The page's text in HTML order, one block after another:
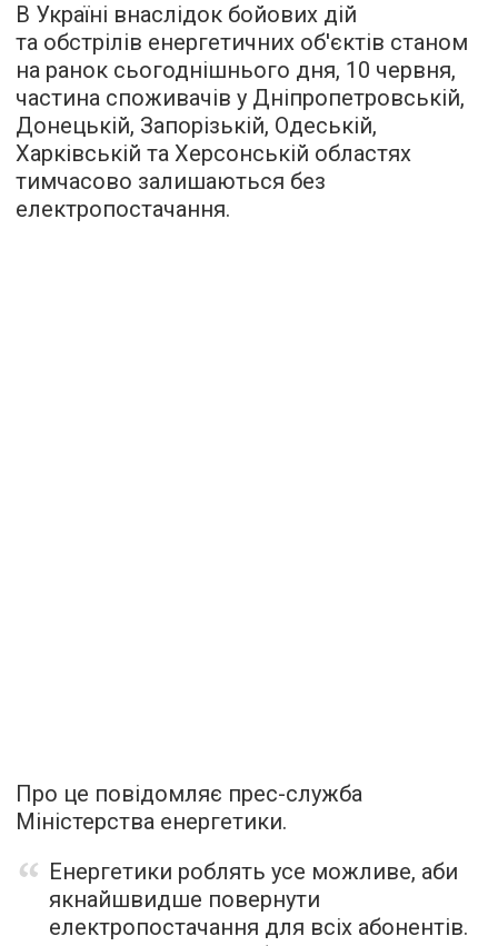
В Україні внаслідок бойових дій
та обстрілів енергетичних об'єктів станом
на ранок сьогоднішнього дня, 10 червня,
частина споживачів у Дніпропетровській,
Донецькій, Запорізькій, Одеській,
Харківській та Херсонській областях
тимчасово залишаються без
електропостачання.
Про це повідомляє прес-служба
Міністерства енергетики.
Енергетики роблять усе можливе, аби
якнайшвидше повернути
електропостачання для всіх абонентів.